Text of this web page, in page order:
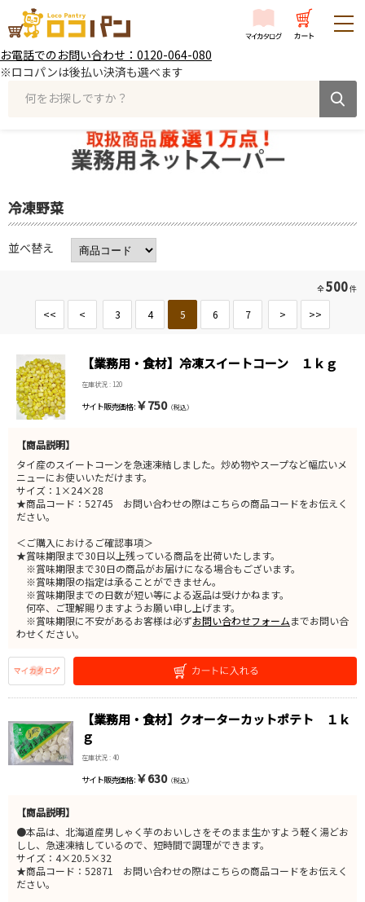
お電話でのお問い合わせ：0120-064-080
※ロコパンは後払い決済も選べます
何をお探しですか？
冷凍野菜
並べ替え
全500件
<< < 3 4 5 6 7 > >>
【業務用・食材】冷凍スイートコーン １ｋｇ
在庫状況 : 120
サイト販売価格 : ￥750（税込）
【商品説明】
タイ産のスイートコーンを急速凍結しました。炒め物やスープなど幅広いメ
ニューにお使いいただけます。
サイズ：1×24×28
★商品コード：52745 お問い合わせの際はこちらの商品コードをお伝えく
ださい。
＜ご購入におけるご確認事項＞
★賞味期限まで30日以上残っている商品を出荷いたします。
※賞味期限まで30日の商品がお届けになる場合もございます。
※賞味期限の指定は承ることができません。
※賞味期限までの日数が短い等による返品は受けかねます。
何卒、ご理解賜りますようお願い申し上げます。
※賞味期限に不安があるお客様は必ずお問い合わせフォームまでお問い合
わせください。
【業務用・食材】クオーターカットポテト １ｋ
ｇ
在庫状況 : 40
サイト販売価格 : ￥630（税込）
【商品説明】
●本品は、北海道産男しゃく芋のおいしさをそのまま生かすよう軽く湯どお
しし、急速凍結しているので、短時間で調理ができます。
サイズ：4×20.5×32
★商品コード：52871 お問い合わせの際はこちらの商品コードをお伝えく
ださい。